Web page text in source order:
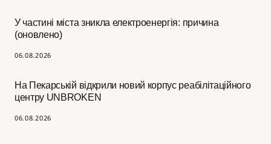
У частині міста зникла електроенергія: причина
(оновлено)
06.08.2026
На Пекарській відкрили новий корпус реабілітаційного
центру UNBROKEN
06.08.2026